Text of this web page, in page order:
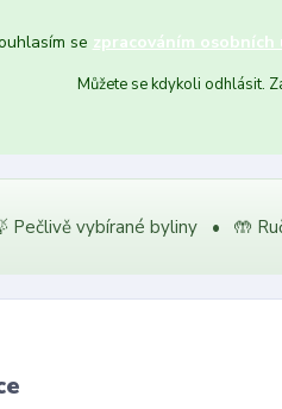
se zpracováním osobních
Můžete se kdykoli odhlásit.
Pečlivě vybírané byliny • 🤲